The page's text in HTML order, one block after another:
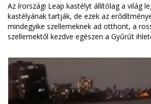
Az írországi Leap kastélyt állítólag a világ
kastélyának tartják, de ezek az
mindegyike szellemeknek ad otthont, a
szellemektől kezdve egészen a Gyűrűt